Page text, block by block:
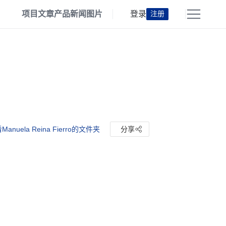
项目文章产品新闻 图片 登录 注册
Manuela Reina Fierro的文件夹 分享